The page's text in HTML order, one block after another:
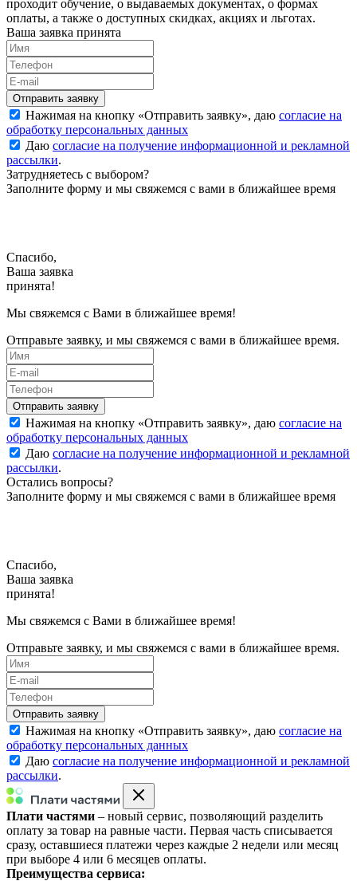
проходит обучение, о выдаваемых документах, о формах
оплаты, а также о доступных скидках, акциях и льготах.
Ваша заявка принята
Нажимая на кнопку «Отправить заявку», даю согласие на
обработку персональных данных
Даю согласие на получение информационной и рекламной
рассылки.
Затрудняетесь с выбором?
Заполните форму и мы свяжемся с вами в ближайшее время
Спасибо,
Ваша заявка
принята!
Мы свяжемся с Вами в ближайшее время!
Отправьте заявку, и мы свяжемся с вами в ближайшее время.
Нажимая на кнопку «Отправить заявку», даю согласие на
обработку персональных данных
Даю согласие на получение информационной и рекламной
рассылки.
Остались вопросы?
Заполните форму и мы свяжемся с вами в ближайшее время
Спасибо,
Ваша заявка
принята!
Мы свяжемся с Вами в ближайшее время!
Отправьте заявку, и мы свяжемся с вами в ближайшее время.
Нажимая на кнопку «Отправить заявку», даю согласие на
обработку персональных данных
Даю согласие на получение информационной и рекламной
рассылки.
Плати частями – новый сервис, позволяющий разделить
оплату за товар на равные части. Первая часть списывается
сразу, оставшиеся платежи через каждые 2 недели или месяц
при выборе 4 или 6 месяцев оплаты.
Преимущества сервиса: